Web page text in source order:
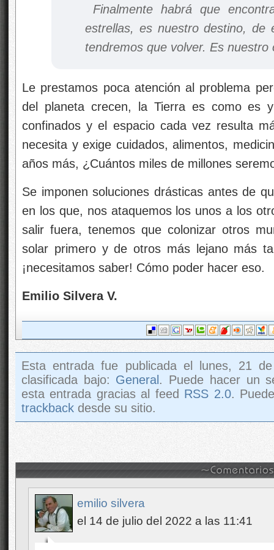
Finalmente habrá que
estrellas, es nuestro destino, de
tendremos que volver. Es nuestro
Le prestamos poca atención al problema
del planeta crecen, la Tierra es como es
confinados y el espacio cada vez resulta
necesita y exige cuidados, alimentos,
años más, ¿Cuántos miles de millones
Se imponen soluciones drásticas antes de
en los que, nos ataquemos los unos a los
salir fuera, tenemos que colonizar otros
solar primero y de otros más lejano más
¡necesitamos saber! Cómo poder hacer eso.
Emilio Silvera V.
Esta entrada fue publicada el lunes, 21
clasificada bajo: General . Puede hacer un
esta entrada gracias al feed RSS 2.0.
trackback desde su sitio.
emilio silvera
el 14 de julio del 2022 a las 11:41